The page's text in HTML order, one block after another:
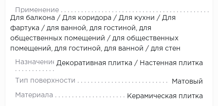
Применение
Для балкона / Для коридора / Для кухни / Для
фартука / для ванной, для гостиной, для
общественных помещений / для общественных
помещений, для гостиной, для ванной / для стен
Назначение Декоративная плитка / Настенная плитка
Тип поверхности Матовый
Материала Керамическая плитка